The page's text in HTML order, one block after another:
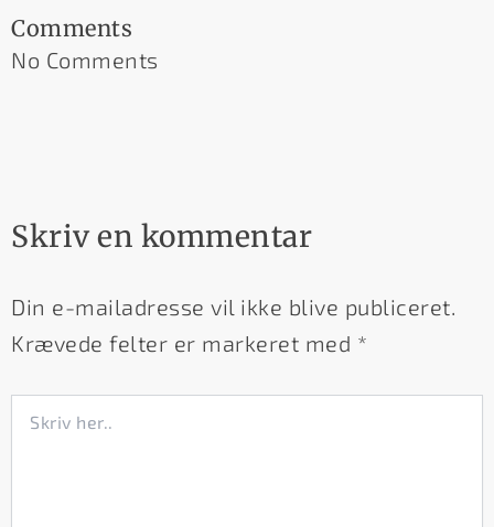
Comments
No Comments
Skriv en kommentar
Din e-mailadresse vil ikke blive publiceret.
Krævede felter er markeret med *
her..